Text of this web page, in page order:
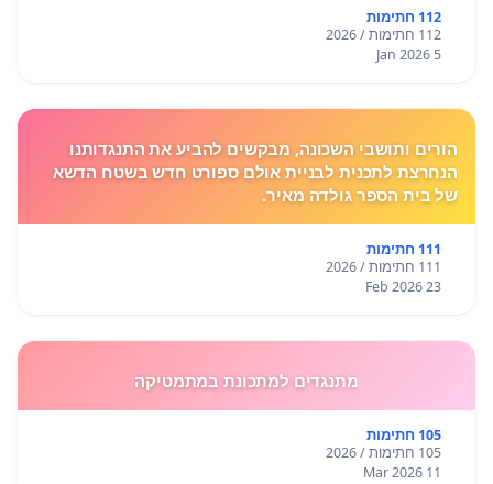
112 חתימות
112 חתימות / 2026
5 Jan 2026
הורים ותושבי השכונה, מבקשים להביע את התנגדותנו
הנחרצת לתכנית לבניית אולם ספורט חדש בשטח הדשא
של בית הספר גולדה מאיר.
111 חתימות
111 חתימות / 2026
23 Feb 2026
מתנגדים למתכונת במתמטיקה
105 חתימות
105 חתימות / 2026
11 Mar 2026